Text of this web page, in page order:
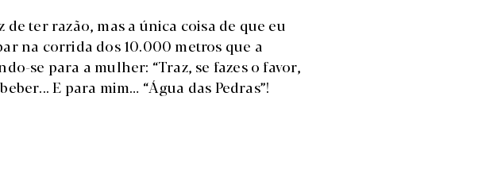
de ter razão, mas a única coisa de que eu
na corrida dos 10.000 metros que a
se para a mulher: “Traz, se fazes o favor,
E para mim… “Água das Pedras”!